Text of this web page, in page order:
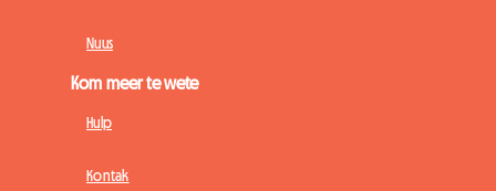
Nuus
Kom meer te wete
Hulp
Kontak